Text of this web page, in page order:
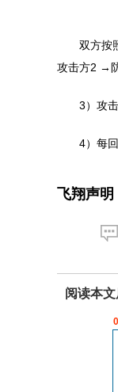
双方按
攻击方2 →
3）攻
4）每
飞翔声
阅读本
0